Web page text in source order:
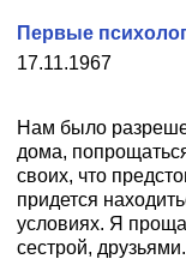
17.11.1967
Первые
Нам было
дома,
своих, что
придется
условиях. Я
сестрой,